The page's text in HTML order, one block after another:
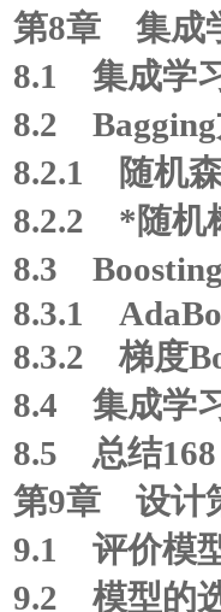
第8章 集成
8.1 集成学
8.2 Bagging
8.2.1 随机
8.2.2 *随机
8.3
8.3.1
8.3.2 梯度
8.4 集成学
8.5 总结168
第9章 设计
9.1 评价模
9.2 模型的